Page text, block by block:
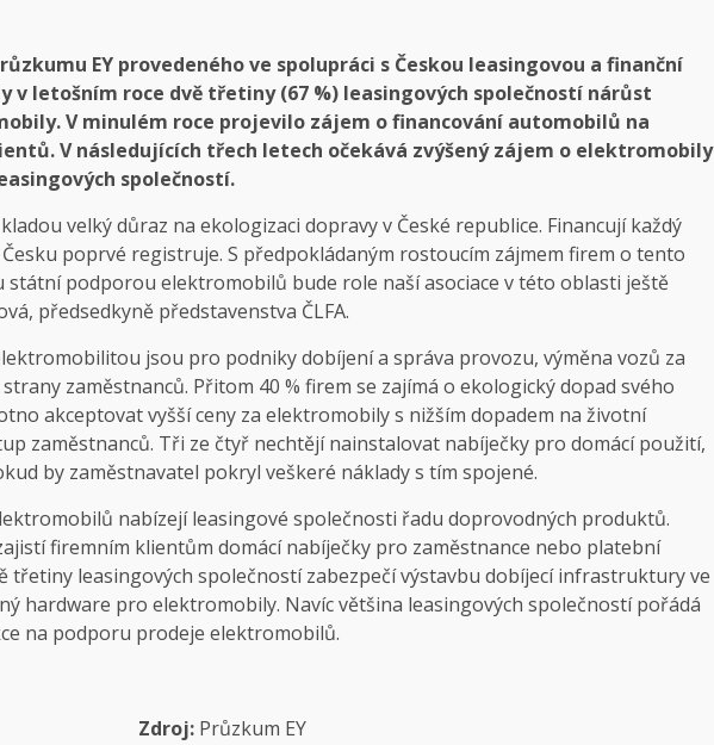
EY provedeného ve spolupráci s Českou leasingovou a finanční
v letošním roce dvě třetiny (67 %) leasingových společností nárůst
V minulém roce projevilo zájem o financování automobilů na
V následujících třech letech očekává zvýšený zájem o elektromobily
společností.
velký důraz na ekologizaci dopravy v České republice. Financují každý
poprvé registruje. S předpokládaným rostoucím zájmem firem o tento
podporou elektromobilů bude role naší asociace v této oblasti ještě
předsedkyně představenstva ČLFA.
jsou pro podniky dobíjení a správa provozu, výměna vozů za
zaměstnanců. Přitom 40 % firem se zajímá o ekologický dopad svého
akceptovat vyšší ceny za elektromobily s nižším dopadem na životní
zaměstnanců. Tři ze čtyř nechtějí nainstalovat nabíječky pro domácí použití,
by zaměstnavatel pokryl veškeré náklady s tím spojené.
nabízejí leasingové společnosti řadu doprovodných produktů.
firemním klientům domácí nabíječky pro zaměstnance nebo platební
třetiny leasingových společností zabezpečí výstavbu dobíjecí infrastruktury ve
hardware pro elektromobily. Navíc většina leasingových společností pořádá
na podporu prodeje elektromobilů.
Zdroj: Průzkum EY